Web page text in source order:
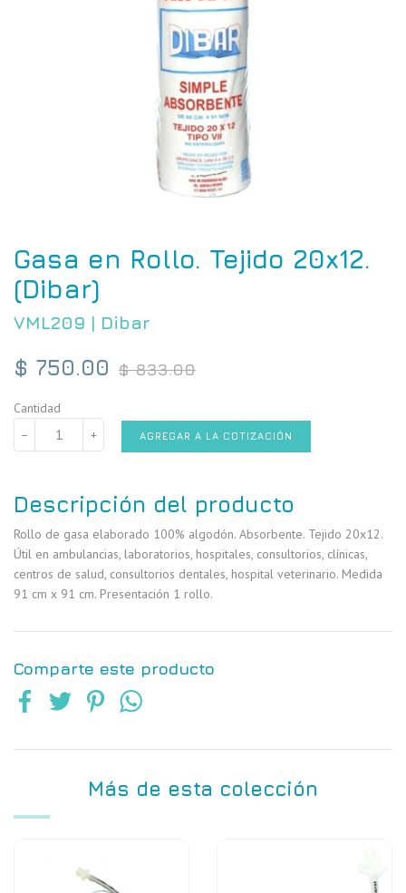
Gasa en Rollo. Tejido 20x12.
(Dibar)
VML209 | Dibar
Precio
habitual
$ 750.00 $ 833.00
Cantidad
−
+ AGREGAR A LA COTIZACIÓN
Descripción del producto
Rollo de gasa elaborado 100% algodón. Absorbente. Tejido 20x12.
Útil en ambulancias, laboratorios, hospitales, consultorios, clínicas,
centros de salud, consultorios dentales, hospital veterinario. Medida
91 cm x 91 cm. Presentación 1 rollo.
Comparte este producto
Más de esta colección